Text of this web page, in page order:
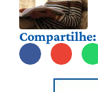
Compartilhe: